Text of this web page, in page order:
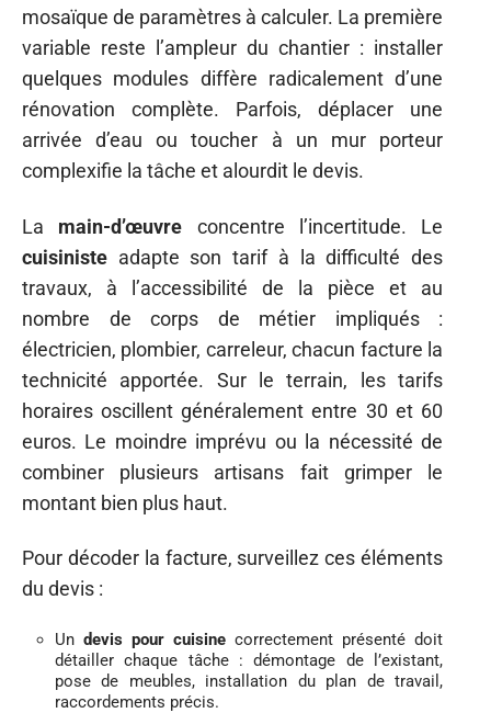
mosaïque de paramètres à calculer. La première
variable reste l’ampleur du chantier : installer
quelques modules diffère radicalement d’une
rénovation complète. Parfois, déplacer une
arrivée d’eau ou toucher à un mur porteur
complexifie la tâche et alourdit le devis.
La main-d’œuvre concentre l’incertitude. Le
cuisiniste adapte son tarif à la difficulté des
travaux, à l’accessibilité de la pièce et au
nombre de corps de métier impliqués :
électricien, plombier, carreleur, chacun facture la
technicité apportée. Sur le terrain, les tarifs
horaires oscillent généralement entre 30 et 60
euros. Le moindre imprévu ou la nécessité de
combiner plusieurs artisans fait grimper le
montant bien plus haut.
Pour décoder la facture, surveillez ces éléments
du devis :
Un devis pour cuisine correctement présenté doit
détailler chaque tâche : démontage de l’existant,
pose de meubles, installation du plan de travail,
raccordements précis.